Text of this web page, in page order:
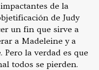
de la
de Judy
un fin que sirve a
a Madeleine y a
Pero la verdad es que
todos se pierden.